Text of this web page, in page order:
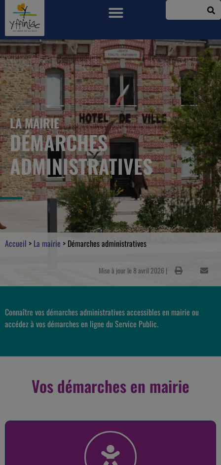
LA MAIRIE
DÉMARCHES
ADMINISTRATIVES
Accueil > La mairie > Démarches administratives
Mise à jour le 8 avril 2026 |
Connaître vos démarches administratives accessibles en mairie ou
accédez à vos démarches en ligne du Service Public.
Vos démarches en mairie